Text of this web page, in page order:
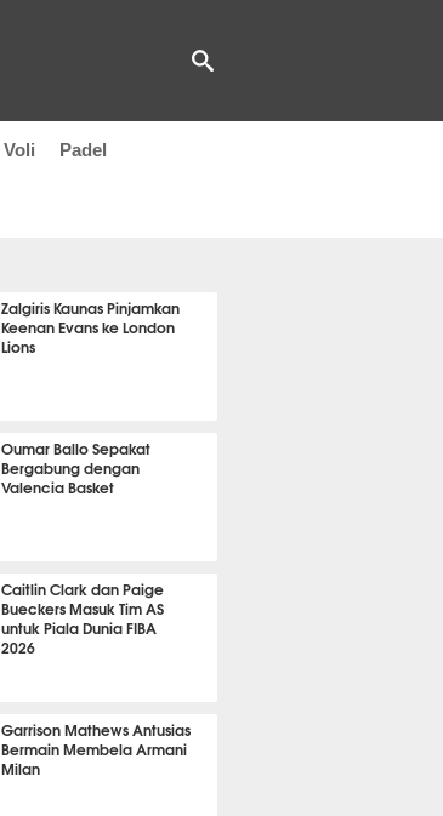
Voli Padel
Zalgiris Kaunas Pinjamkan
Keenan Evans ke London
Lions
Oumar Ballo Sepakat
Bergabung dengan
Valencia Basket
Caitlin Clark dan Paige
Bueckers Masuk Tim AS
untuk Piala Dunia FIBA
2026
Garrison Mathews Antusias
Bermain Membela Armani
Milan